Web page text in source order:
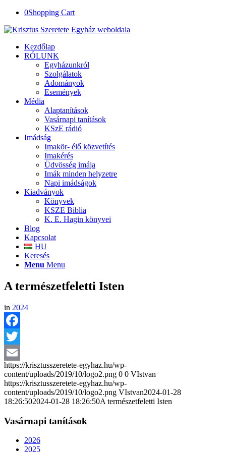
0Shopping Cart
Kezdőlap
RÓLUNK
Egyházunkról
Szolgálatok
Adományok
Események
Média
Alaptanítások
Vasárnapi tanítások
KSzE rádió
Imádság
Imakör- élő közvetítés
Imakérés
Üdvösség imája
Imák minden helyzetre
Napi imádságok
Kiadványok
Könyvek
KSZE Biblia
K. E. Hagin könyvei
Blog
Kapcsolat
HU
Keresés
Menu Menu
A természetfeletti Isten
in 2024
Facebook
Twitter
Email
https://krisztusszeretete-egyhaz.hu/wp-
content/uploads/2019/10/logo2.png 0 0 VIstvan
https://krisztusszeretete-egyhaz.hu/wp-
content/uploads/2019/10/logo2.png VIstvan2024-01-28
18:26:502024-01-28 18:26:50A természetfeletti Isten
Vasárnapi tanítások
2026
2025